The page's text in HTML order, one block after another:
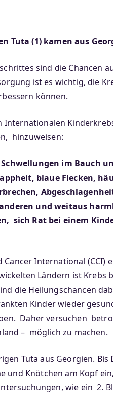
Tuta (1) kamen aus
sind die Chancen
ist es wichtig, die
können.
Internationalen
hinzuweisen:
im Bauch
blaue Flecken,
und weitaus
sich Rat bei einem
Cancer International
Ländern ist
die Heilungschancen
Kinder wieder
Daher versuchen
– möglich zu machen.
Tuta aus Georgien.
und Knötchen am Kopf
wie ein